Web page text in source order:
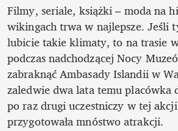
Filmy, seriale, książki – moda na
wikingach trwa w najlepsze. Jeśli
lubicie takie klimaty, to na trasie
podczas nadchodzącej Nocy
zabraknąć Ambasady Islandii w
zaledwie dwa lata temu placówka
po raz drugi uczestniczy w tej
przygotowała mnóstwo atrakcji.